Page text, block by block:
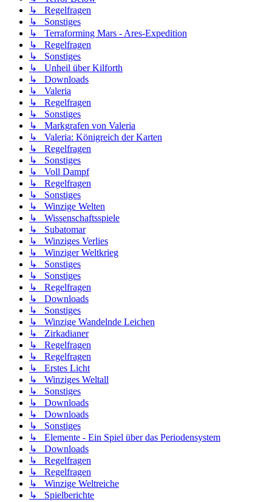
↳ Regelfragen
↳ Sonstiges
↳ Terraforming Mars - Ares-Expedition
↳ Regelfragen
↳ Sonstiges
↳ Unheil über Kilforth
↳ Downloads
↳ Valeria
↳ Regelfragen
↳ Sonstiges
↳ Markgrafen von Valeria
↳ Valeria: Königreich der Karten
↳ Regelfragen
↳ Sonstiges
↳ Voll Dampf
↳ Regelfragen
↳ Sonstiges
↳ Winzige Welten
↳ Wissenschaftsspiele
↳ Subatomar
↳ Winziges Verlies
↳ Winziger Weltkrieg
↳ Sonstiges
↳ Sonstiges
↳ Regelfragen
↳ Downloads
↳ Sonstiges
↳ Winzige Wandelnde Leichen
↳ Zirkadianer
↳ Regelfragen
↳ Regelfragen
↳ Erstes Licht
↳ Winziges Weltall
↳ Sonstiges
↳ Downloads
↳ Downloads
↳ Sonstiges
↳ Elemente - Ein Spiel über das Periodensystem
↳ Downloads
↳ Regelfragen
↳ Regelfragen
↳ Winzige Weltreiche
↳ Spielberichte